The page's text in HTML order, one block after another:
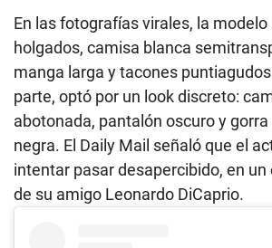
En las fotografías virales, la
holgados, camisa blanca
manga larga y tacones
parte, optó por un look discreto:
abotonada, pantalón oscuro y gorra
negra. El Daily Mail señaló que el
intentar pasar desapercibido, en
de su amigo Leonardo DiCaprio.